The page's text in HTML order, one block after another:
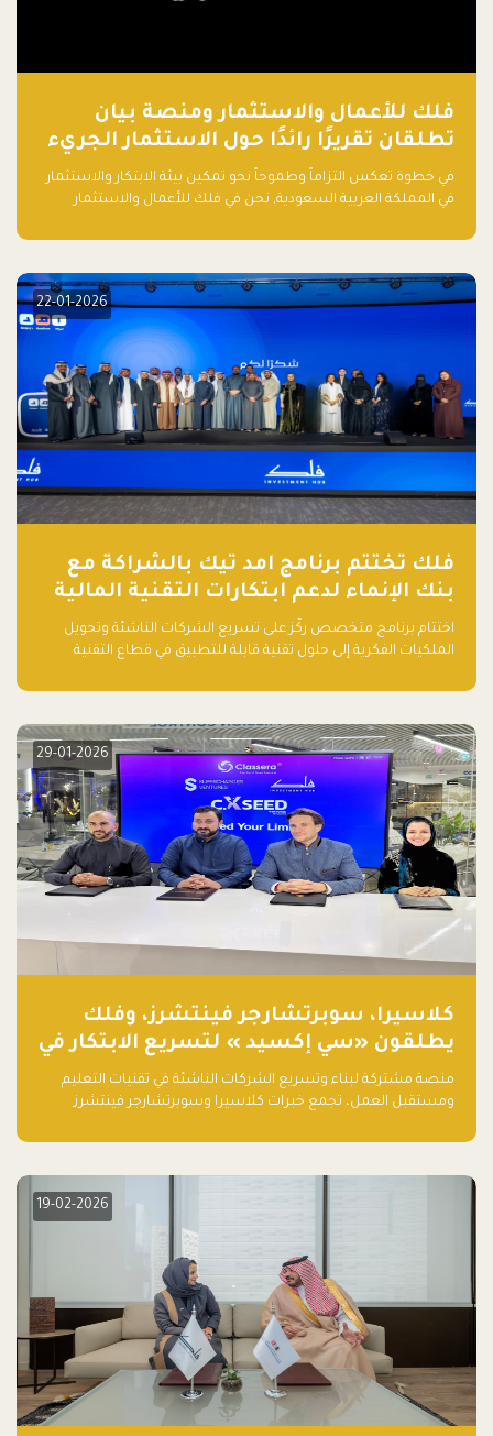
فلك للأعمال والاستثمار ومنصة بيان
تطلقان تقريرًا رائدًا حول الاستثمار الجريء
في الذكاء الاصطناعي بالمملكة العربية
السعودية
في خطوة تعكس التزاماً وطموحاً نحو تمكين بيئة الابتكار والاستثمار
في المملكة العربية السعودية, نحن في فلك للأعمال والاستثمار
الذكاء الاصطناعي: خارطة الطريق للمستثمرين ورواد الأعمال في
22-01-2026
فلك تختتم برنامج امد تيك بالشراكة مع
بنك الإنماء لدعم ابتكارات التقنية المالية
اختتام برنامج متخصص ركّز على تسريع الشركات الناشئة وتحويل
الملكيات الفكرية إلى حلول تقنية قابلة للتطبيق في قطاع التقنية
29-01-2026
كلاسيرا، سوبرتشارجر فينتشرز، وفلك
يطلقون «سي إكسيد » لتسريع الابتكار في
تقنيات التعليم ومستقبل العمل
منصة مشتركة لبناء وتسريع الشركات الناشئة في تقنيات التعليم
ومستقبل العمل، تجمع خبرات كلاسيرا وسوبرتشارجر فينتشرز
العالمية.
19-02-2026